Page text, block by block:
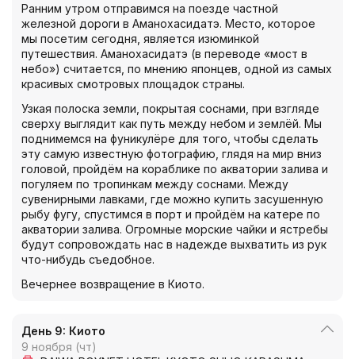
Ранним утром отправимся на поезде частной
железной дороги в Аманохасидатэ. Место, которое
мы посетим сегодня, является изюминкой
путешествия. Аманохасидатэ (в переводе «мост в
небо») считается, по мнению японцев, одной из самых
красивых смотровых площадок страны.
Узкая полоска земли, покрытая соснами, при взгляде
сверху выглядит как путь между небом и землёй. Мы
поднимемся на фуникулёре для того, чтобы сделать
эту самую известную фотографию, глядя на мир вниз
головой, пройдём на кораблике по акватории залива и
погуляем по тропинкам между соснами. Между
сувенирными лавками, где можно купить засушенную
рыбу фугу, спустимся в порт и пройдём на катере по
акватории залива. Огромные морские чайки и ястребы
будут сопровождать нас в надежде выхватить из рук
что-нибудь съедобное.
Вечернее возвращение в Киото.
День 9: Киото
9 ноября (чт)